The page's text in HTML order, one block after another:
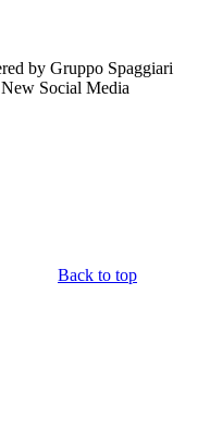
by Gruppo Spaggiari
Social Media
Back to top